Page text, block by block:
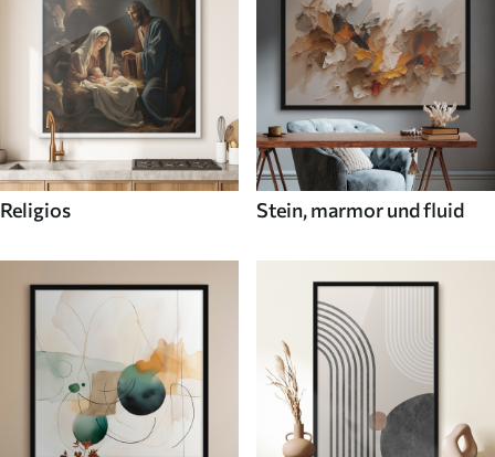
Religios Stein, marmor und fluid